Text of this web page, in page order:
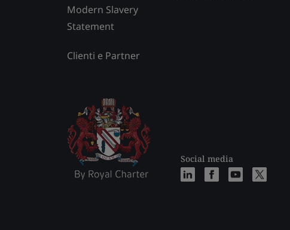
Modern Slavery
Statement
Clienti e Partner
Social media